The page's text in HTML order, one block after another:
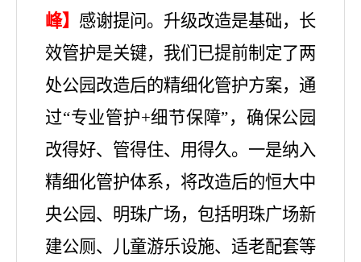
峰】 感谢提问。升级改造是基础，长
效管护是关键，我们已提前制定了两
处公园改造后的精细化管护方案，通
过“专业管护+细节保障”，确保公园
改得好、管得住、用得久。一是纳入
精细化管护体系，将改造后的恒大中
央公园、明珠广场，包括明珠广场新
建公厕、儿童游乐设施、适老配套等